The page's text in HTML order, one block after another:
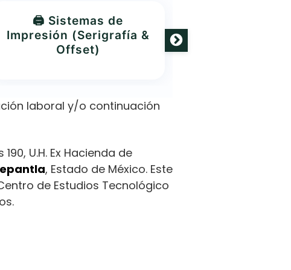
🖨️ Sistemas de
Impresión (Serigrafía &
Offset)
laboral y/o continuación
U.H. Ex Hacienda de
, Estado de México. Este
de Estudios Tecnológico